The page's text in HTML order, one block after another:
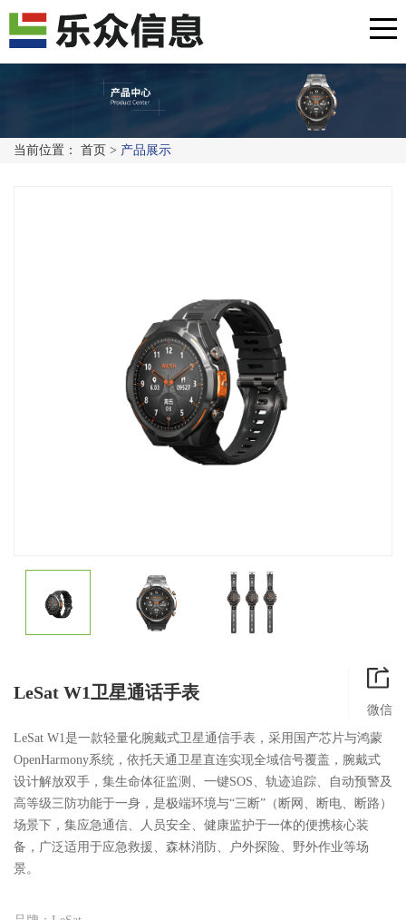
当前位置： 首页 > 产品展示
LeSat W1卫星通话手表
微信
LeSat W1是一款轻量化腕戴式卫星通信手表，采用国产芯片与鸿蒙
OpenHarmony系统，依托天通卫星直连实现全域信号覆盖，腕戴式
设计解放双手，集生命体征监测、一键SOS、轨迹追踪、自动预警及
高等级三防功能于一身，是极端环境与“三断”（断网、断电、断路）
场景下，集应急通信、人员安全、健康监护于一体的便携核心装
备，广泛适用于应急救援、森林消防、户外探险、野外作业等场
景。